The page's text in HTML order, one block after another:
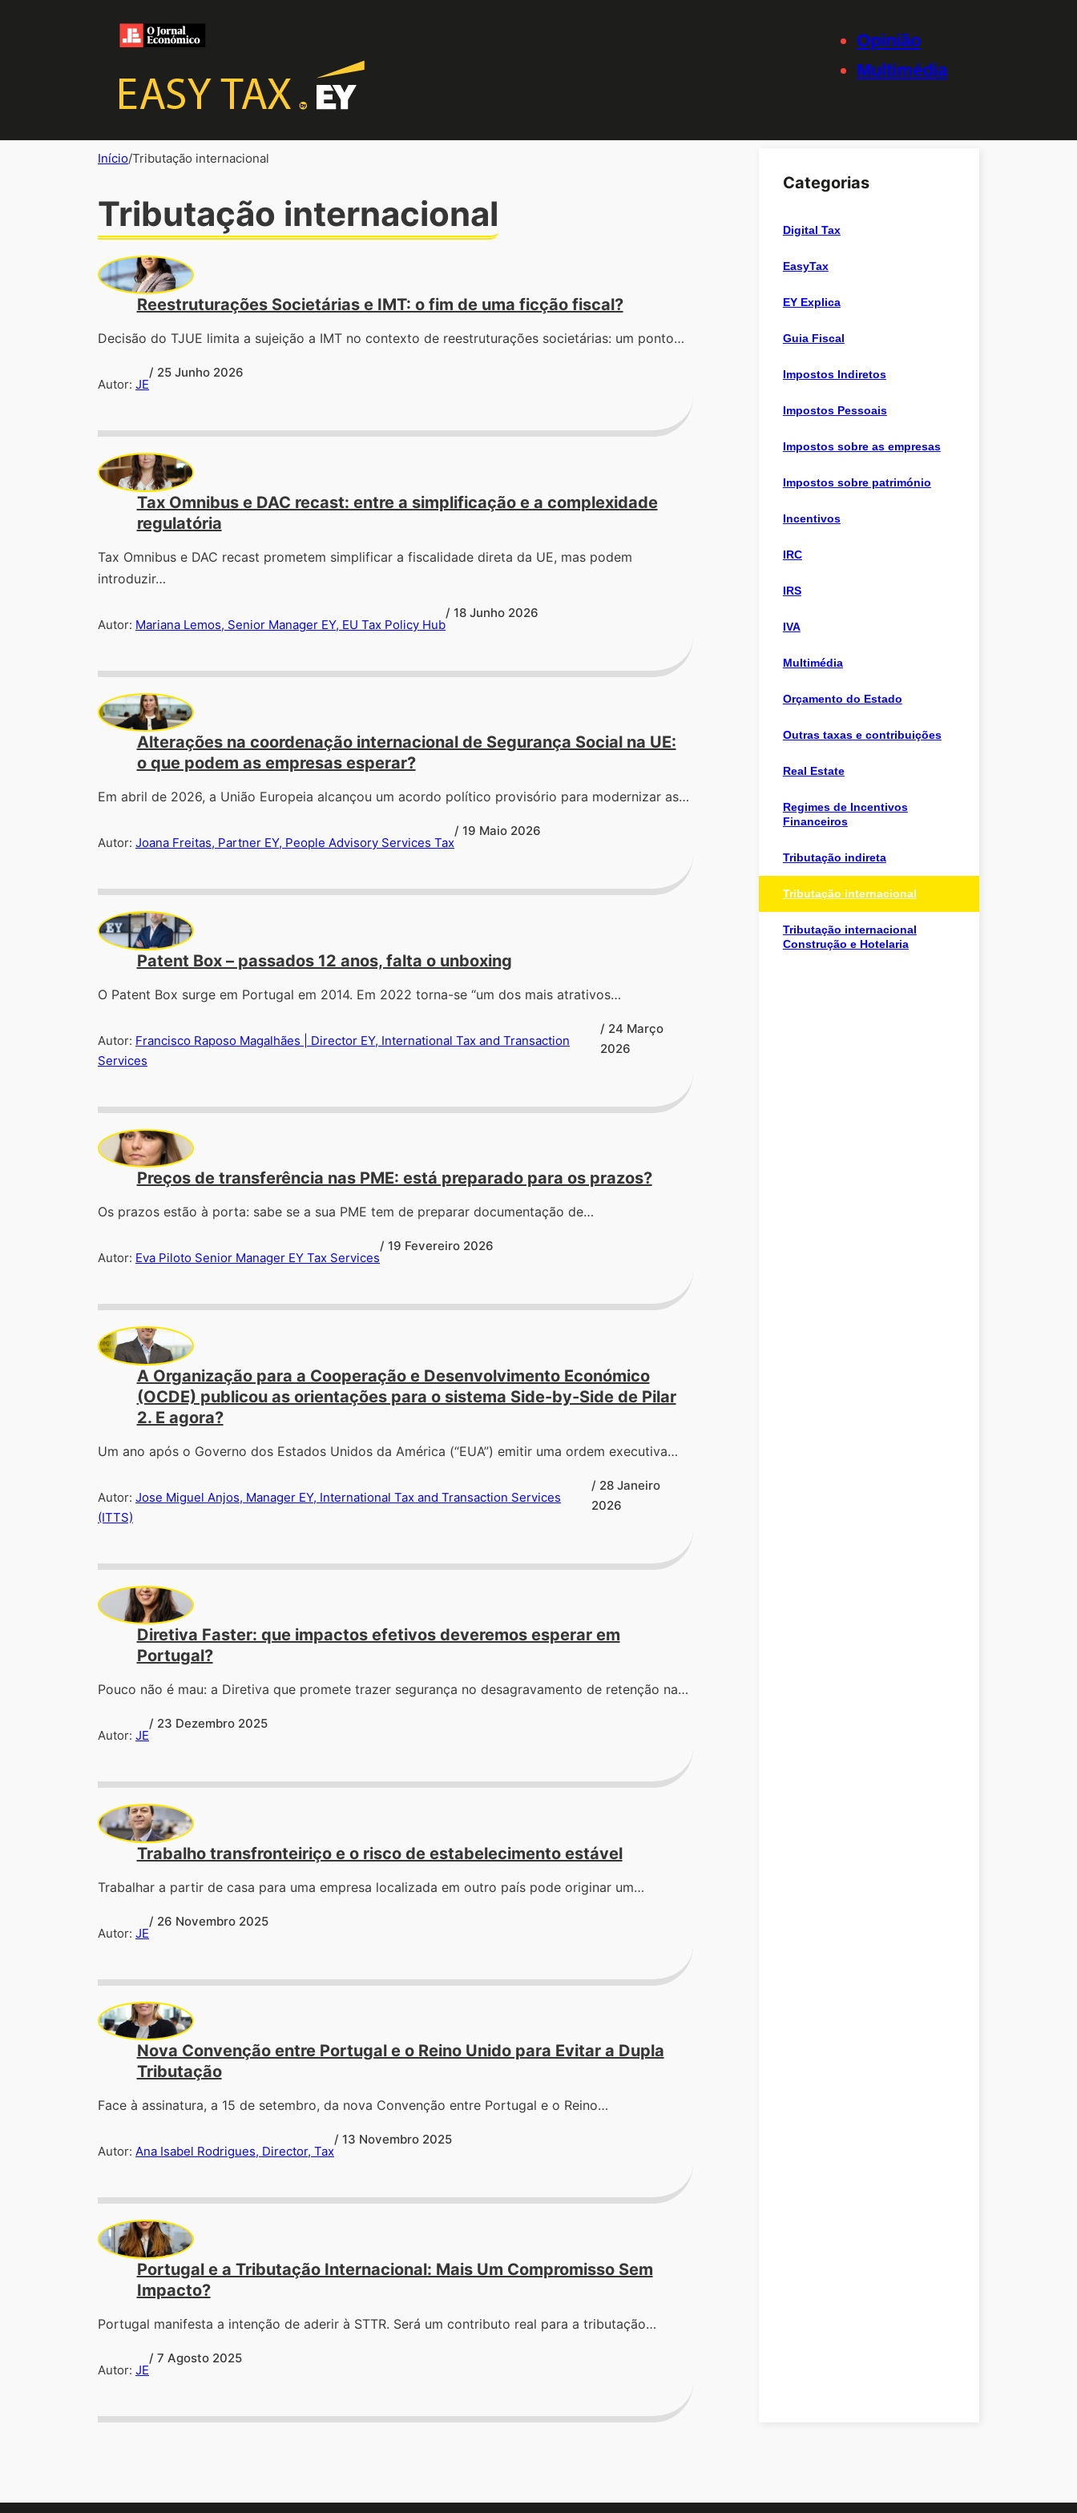
Opinião
Multimédia
Início/Tributação internacional
Tributação internacional
Reestruturações Societárias e IMT: o fim de uma ficção fiscal?
Decisão do TJUE limita a sujeição a IMT no contexto de reestruturações societárias: um ponto…
Autor: JE
/ 25 Junho 2026
Tax Omnibus e DAC recast: entre a simplificação e a complexidade
regulatória
Tax Omnibus e DAC recast prometem simplificar a fiscalidade direta da UE, mas podem
introduzir…
Autor: Mariana Lemos, Senior Manager EY, EU Tax Policy Hub
/ 18 Junho 2026
Alterações na coordenação internacional de Segurança Social na UE:
o que podem as empresas esperar?
Em abril de 2026, a União Europeia alcançou um acordo político provisório para modernizar as…
Autor: Joana Freitas, Partner EY, People Advisory Services Tax
/ 19 Maio 2026
Patent Box – passados 12 anos, falta o unboxing
O Patent Box surge em Portugal em 2014. Em 2022 torna-se “um dos mais atrativos…
Autor: Francisco Raposo Magalhães | Director EY, International Tax and Transaction
Services
/ 24 Março
2026
Preços de transferência nas PME: está preparado para os prazos?
Os prazos estão à porta: sabe se a sua PME tem de preparar documentação de…
Autor: Eva Piloto Senior Manager EY Tax Services
/ 19 Fevereiro 2026
A Organização para a Cooperação e Desenvolvimento Económico
(OCDE) publicou as orientações para o sistema Side-by-Side de Pilar
2. E agora?
Um ano após o Governo dos Estados Unidos da América (“EUA”) emitir uma ordem executiva…
Autor: Jose Miguel Anjos, Manager EY, International Tax and Transaction Services
(ITTS)
/ 28 Janeiro
2026
Diretiva Faster: que impactos efetivos deveremos esperar em
Portugal?
Pouco não é mau: a Diretiva que promete trazer segurança no desagravamento de retenção na…
Autor: JE
/ 23 Dezembro 2025
Trabalho transfronteiriço e o risco de estabelecimento estável
Trabalhar a partir de casa para uma empresa localizada em outro país pode originar um…
Autor: JE
/ 26 Novembro 2025
Nova Convenção entre Portugal e o Reino Unido para Evitar a Dupla
Tributação
Face à assinatura, a 15 de setembro, da nova Convenção entre Portugal e o Reino…
Autor: Ana Isabel Rodrigues, Director, Tax
/ 13 Novembro 2025
Portugal e a Tributação Internacional: Mais Um Compromisso Sem
Impacto?
Portugal manifesta a intenção de aderir à STTR. Será um contributo real para a tributação…
Autor: JE
/ 7 Agosto 2025
Categorias
Digital Tax
EasyTax
EY Explica
Guia Fiscal
Impostos Indiretos
Impostos Pessoais
Impostos sobre as empresas
Impostos sobre património
Incentivos
IRC
IRS
IVA
Multimédia
Orçamento do Estado
Outras taxas e contribuições
Real Estate
Regimes de Incentivos
Financeiros
Tributação indireta
Tributação internacional
Tributação internacional
Construção e Hotelaria